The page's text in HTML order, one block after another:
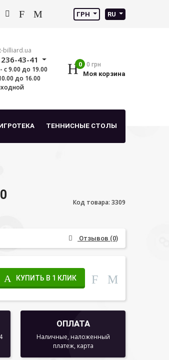
ГРН RU
billiard.ua
43-41
с 9.00 до 19.00
до 16.00
0 0 грн
Моя корзина
ТЕННИСНЫЕ СТОЛЫ
Код товара: 3309
Отзывов (0)
КУПИТЬ В 1 КЛИК
ОПЛАТА
Наличные, наложенный
платеж, карта